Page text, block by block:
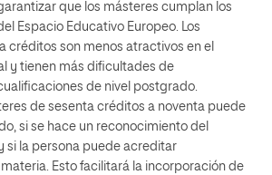
que los másteres cumplan los
Espacio Educativo Europeo. Los
créditos son menos atractivos en el
y tienen más dificultades de
de nivel postgrado.
de sesenta créditos a noventa puede
si se hace un reconocimiento del
si la persona puede acreditar
Esto facilitará la incorporación de